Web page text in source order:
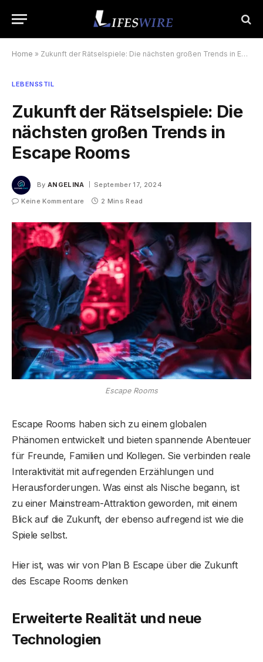
Home » Zukunft der Rätselspiele: Die nächsten großen Trends in Escape Rooms
LEBENSSTIL
Zukunft der Rätselspiele: Die
nächsten großen Trends in
Escape Rooms
By ANGELINA
September 17, 2024
Keine Kommentare
2 Mins Read
Escape Rooms
Escape Rooms haben sich zu einem globalen
Phänomen entwickelt und bieten spannende Abenteuer
für Freunde, Familien und Kollegen. Sie verbinden reale
Interaktivität mit aufregenden Erzählungen und
Herausforderungen. Was einst als Nische begann, ist
zu einer Mainstream-Attraktion geworden, mit einem
Blick auf die Zukunft, der ebenso aufregend ist wie die
Spiele selbst.
Hier ist, was wir von Plan B Escape über die Zukunft
des Escape Rooms denken
Erweiterte Realität und neue
Technologien